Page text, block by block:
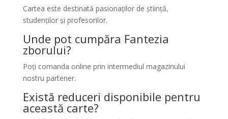
Cartea este destinată pasionaților de știință,
studenților și profesorilor.
Unde pot cumpăra Fantezia
zborului?
Poți comanda online prin intermediul magazinului
nostru partener.
Există reduceri disponibile pentru
această carte?